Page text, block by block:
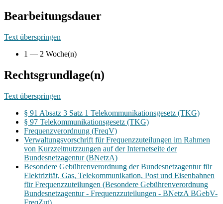
Bearbeitungsdauer
Text überspringen
1 — 2 Woche(n)
Rechtsgrundlage(n)
Text überspringen
§ 91 Absatz 3 Satz 1 Telekommunikationsgesetz (TKG)
§ 97 Telekommunikationsgesetz (TKG)
Frequenzverordnung (FreqV)
Verwaltungsvorschrift für Frequenzzuteilungen im Rahmen
von Kurzzeitnutzzungen auf der Internetseite der
Bundesnetzagentur (BNetzA)
Besondere Gebührenverordnung der Bundesnetzagentur für
Elektrizität, Gas, Telekommunikation, Post und Eisenbahnen
für Frequenzzuteilungen (Besondere Gebührenverordnung
Bundesnetzagentur - Frequenzzuteilungen - BNetzA BGebV-
FreqZut)